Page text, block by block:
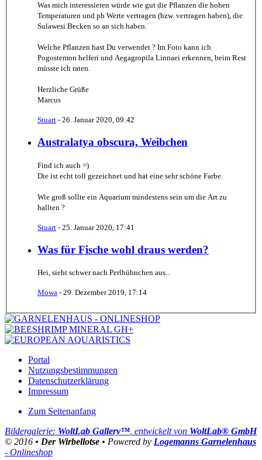
Was mich interessieren würde wie gut die Pflanzen die hohen
Temperaturen und ph Werte vertragen (bzw. vertragen haben), die
Sulawesi Becken so an sich haben.
Welche Pflanzen hast Du verwendet ? Im Foto kann ich
Pogostemon helferi und Aegagropila Linnaei erkennen, beim Rest
müsste ich raten.
Herzliche Grüße
Marcus
Stuart - 26. Januar 2020, 09:42
Australatya obscura, Weibchen
Find ich auch =)
Die ist echt toll gezeichnet und hat eine sehr schöne Farbe.
Wie groß sollte ein Aquarium mindestens sein um die Art zu
hallten ?
Stuart - 25. Januar 2020, 17:41
Was für Fische wohl draus werden?
Hei, sieht schwer nach Perlhühnchen aus...
Mowa - 29. Dezember 2019, 17:14
Portal
Nutzungsbestimmungen
Datenschutzerklärung
Impressum
Zum Seitenanfang
Bildergalerie: WoltLab Gallery™ , entwickelt von WoltLab® GmbH
© 2016 • Der Wirbellotse • Powered by Logemanns Garnelenhaus
- Onlineshop